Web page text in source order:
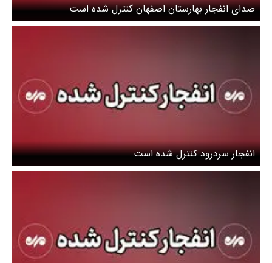
صدای انفجار بهارستان اصفهان کنترل شده است
انفجار سردرود کنترل شده است